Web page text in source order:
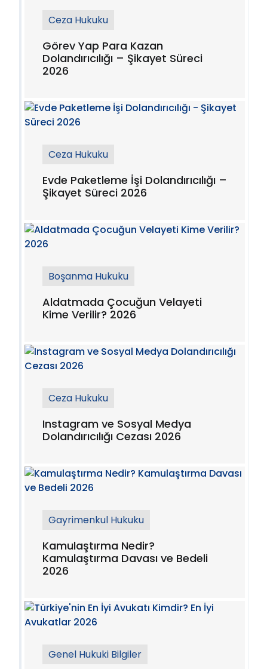
Ceza Hukuku
Görev Yap Para Kazan
Dolandırıcılığı – Şikayet Süreci
2026
Ceza Hukuku
Evde Paketleme İşi Dolandırıcılığı –
Şikayet Süreci 2026
Boşanma Hukuku
Aldatmada Çocuğun Velayeti
Kime Verilir? 2026
Ceza Hukuku
Instagram ve Sosyal Medya
Dolandırıcılığı Cezası 2026
Gayrimenkul Hukuku
Kamulaştırma Nedir?
Kamulaştırma Davası ve Bedeli
2026
Genel Hukuki Bilgiler